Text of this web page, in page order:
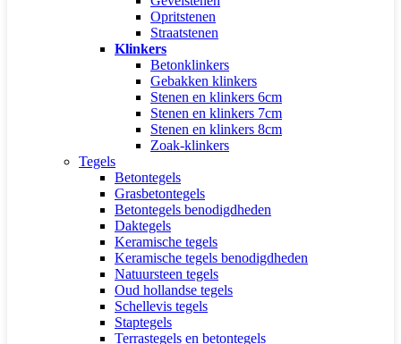
Opritstenen
Straatstenen
Klinkers
Betonklinkers
Gebakken klinkers
Stenen en klinkers 6cm
Stenen en klinkers 7cm
Stenen en klinkers 8cm
Zoak-klinkers
Tegels
Betontegels
Grasbetontegels
Betontegels benodigdheden
Daktegels
Keramische tegels
Keramische tegels benodigdheden
Natuursteen tegels
Oud hollandse tegels
Schellevis tegels
Staptegels
Terrastegels en betontegels